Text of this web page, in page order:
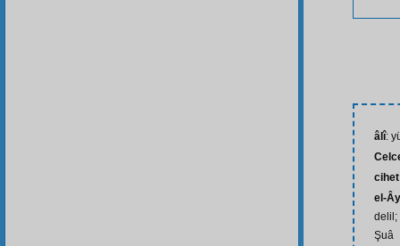
âlî:
cihet
el-
delil;
Şuâ